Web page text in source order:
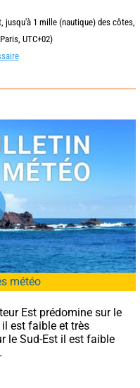
jusqu'à 1 mille (nautique) des côtes,
UTC+02)
météo
Est prédomine sur le
est faible et très
le Sud-Est il est faible